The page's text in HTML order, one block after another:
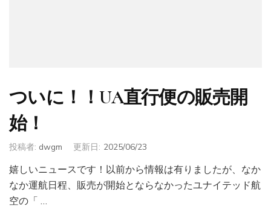
ついに！！UA直行便の販売開
始！
投稿者: dwgm 更新日: 2025/06/23
嬉しいニュースです！以前から情報は有りましたが、なか
なか運航日程、販売が開始とならなかったユナイテッド航
空の「 …